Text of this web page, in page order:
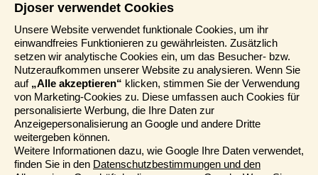
Informationen
Reisemessen
Häufig gestellte Fragen
AGB
Formblatt
Datenschutz
Informationstage
Unser Belgischer Partner
Unser Niederländischer Partner
Djoser verwendet Cookies
Unsere Website verwendet funktionale Cookies, um ihr
einwandfreies Funktionieren zu gewährleisten. Zusätzlich
setzen wir analytische Cookies ein, um das Besucher- bzw.
Nutzeraufkommen unserer Website zu analysieren. Wenn Sie
auf „Alle akzeptieren“ klicken, stimmen Sie der Verwendung
von Marketing-Cookies zu. Diese umfassen auch Cookies für
personalisierte Werbung, die Ihre Daten zur
Anzeigepersonalisierung an Google und andere Dritte
weitergeben können.
Weitere Informationen dazu, wie Google Ihre Daten verwendet,
finden Sie in den Datenschutzbestimmungen und den